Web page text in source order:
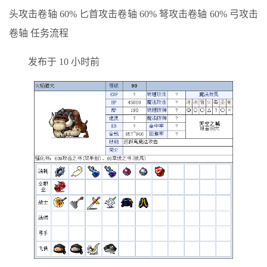
头攻击卷轴 60% 匕首攻击卷轴 60% 弩攻击卷轴 60% 弓攻击
卷轴 任务流程
发布于 10 小时前